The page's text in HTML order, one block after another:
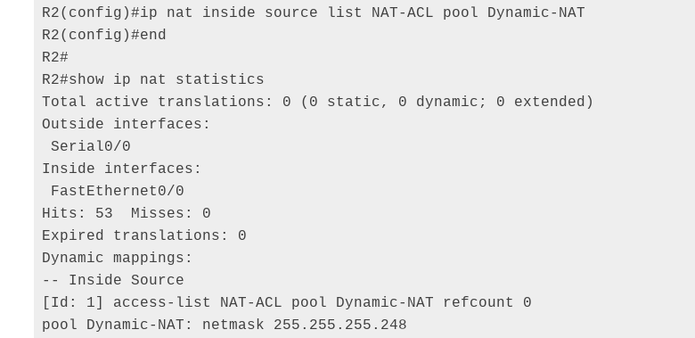
R2(config)#ip nat inside source list NAT-ACL pool Dynamic-NAT
R2(config)#end
R2#
R2#show ip nat statistics
Total active translations: 0 (0 static, 0 dynamic; 0 extended)
Outside interfaces:
Serial0/0
Inside interfaces:
FastEthernet0/0
Hits: 53  Misses: 0
Expired translations: 0
Dynamic mappings:
-- Inside Source
[Id: 1] access-list NAT-ACL pool Dynamic-NAT refcount 0
pool Dynamic-NAT: netmask 255.255.255.248